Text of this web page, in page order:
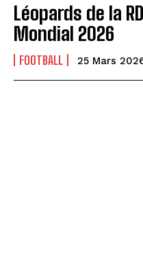
Léopards de la
Mondial 2026
FOOTBALL 25 Mars